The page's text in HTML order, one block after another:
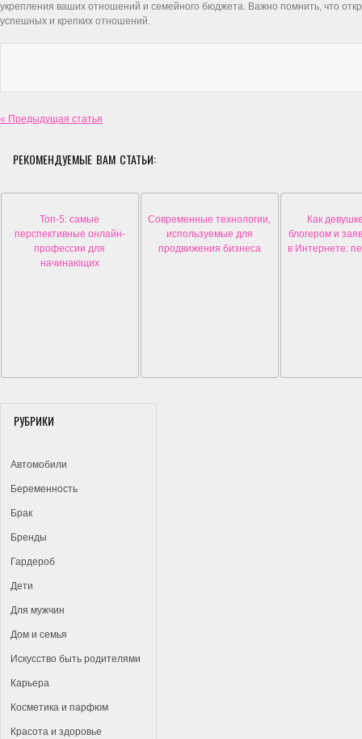
укрепления ваших отношений и семейного бюджета. Важно помнить, что
успешных и крепких отношений.
« Предыдущая статья
РЕКОМЕНДУЕМЫЕ ВАМ СТАТЬИ:
Топ-5: самые
перспективные онлайн-
профессии для
начинающих
Современные технологии,
используемые для
продвижения бизнеса
Как
блогером и
в Интернете:
РУБРИКИ
Автомобили
Беременность
Брак
Бренды
Гардероб
Дети
Для мужчин
Дом и семья
Искусство быть родителями
Карьера
Косметика и парфюм
Красота и здоровье